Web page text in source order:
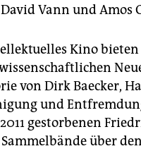
Vann und Amos
Kino
von Dirk Baecker,
und
2011 gestorbenen
über den